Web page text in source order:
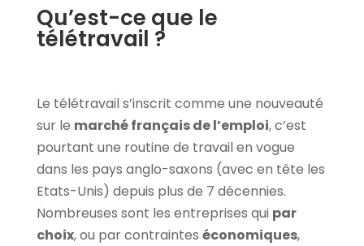
Qu’est-ce que le
télétravail ?
Le télétravail s’inscrit comme une nouveauté
sur le marché français de l’emploi, c’est
pourtant une routine de travail en vogue
dans les pays anglo-saxons (avec en tête les
Etats-Unis) depuis plus de 7 décennies.
Nombreuses sont les entreprises qui par
choix, ou par contraintes économiques,